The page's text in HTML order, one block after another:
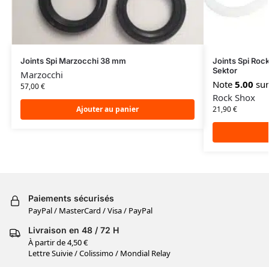
Joints Spi Marzocchi 38 mm
Marzocchi
57,00€
Ajouter au panier
Joints Spi
Sektor
Note 5.00
Rock Shox
21,90€
Paiements sécurisés
PayPal / MasterCard / Visa / PayPal
Livraison en 48 / 72 H
À partir de 4,50 €
Lettre Suivie / Colissimo / Mondial Relay